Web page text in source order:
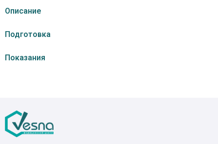
Описание
Подготовка
Показания